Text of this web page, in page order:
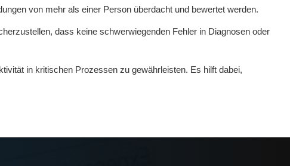
von mehr als einer Person überdacht und bewertet werden.
dass keine schwerwiegenden Fehler in Diagnosen oder
in kritischen Prozessen zu gewährleisten. Es hilft dabei,